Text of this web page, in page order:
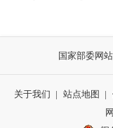
国家部委网站
关于我们 | 站点地图 |